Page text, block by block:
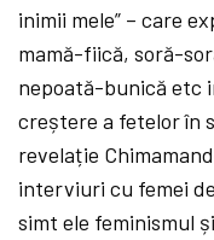
inimii mele” – care
mamă-fiică, soră-
nepoată-bunică etc
creștere a fetelor în
revelație
interviuri cu femei
simt ele feminismul